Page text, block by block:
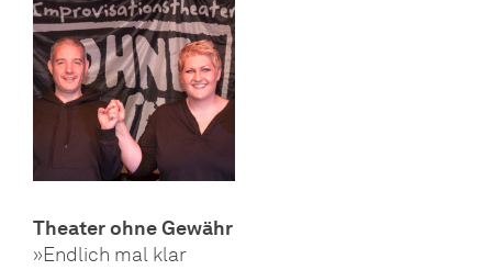
Theater ohne Gewähr
»Endlich mal klar